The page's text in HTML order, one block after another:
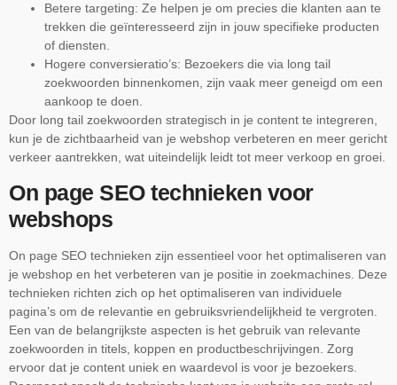
Betere targeting: Ze helpen je om precies die klanten aan te
trekken die geïnteresseerd zijn in jouw specifieke producten
of diensten.
Hogere conversieratio’s: Bezoekers die via long tail
zoekwoorden binnenkomen, zijn vaak meer geneigd om een
aankoop te doen.
Door long tail zoekwoorden strategisch in je content te integreren,
kun je de zichtbaarheid van je webshop verbeteren en meer gericht
verkeer aantrekken, wat uiteindelijk leidt tot meer verkoop en groei.
On page SEO technieken voor
webshops
On page SEO technieken zijn essentieel voor het optimaliseren van
je webshop en het verbeteren van je positie in zoekmachines. Deze
technieken richten zich op het optimaliseren van individuele
pagina’s om de relevantie en gebruiksvriendelijkheid te vergroten.
Een van de belangrijkste aspecten is het gebruik van relevante
zoekwoorden in titels, koppen en productbeschrijvingen. Zorg
ervoor dat je content uniek en waardevol is voor je bezoekers.